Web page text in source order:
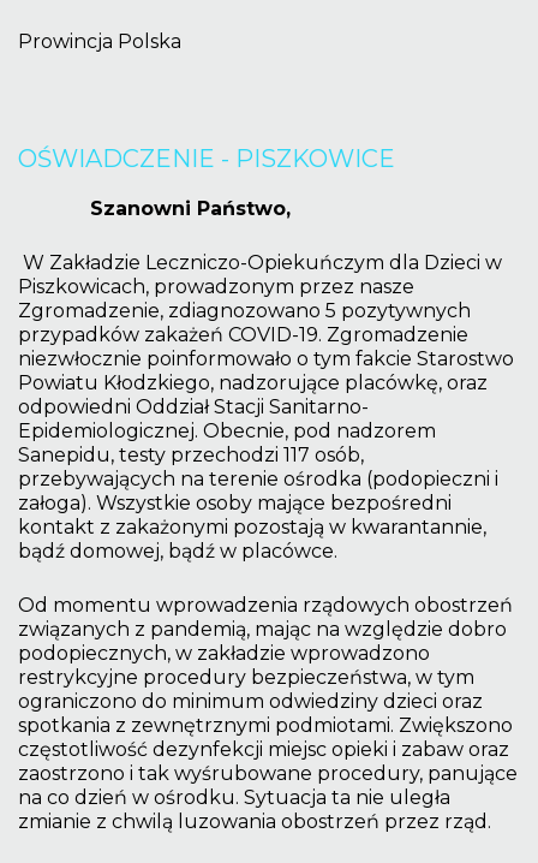
Prowincja Polska
OŚWIADCZENIE - PISZKOWICE
Szanowni Państwo,
W Zakładzie Leczniczo-Opiekuńczym dla Dzieci w
Piszkowicach, prowadzonym przez nasze
Zgromadzenie, zdiagnozowano 5 pozytywnych
przypadków zakażeń COVID-19. Zgromadzenie
niezwłocznie poinformowało o tym fakcie Starostwo
Powiatu Kłodzkiego, nadzorujące placówkę, oraz
odpowiedni Oddział Stacji Sanitarno-
Epidemiologicznej. Obecnie, pod nadzorem
Sanepidu, testy przechodzi 117 osób,
przebywających na terenie ośrodka (podopieczni i
załoga). Wszystkie osoby mające bezpośredni
kontakt z zakażonymi pozostają w kwarantannie,
bądź domowej, bądź w placówce.
Od momentu wprowadzenia rządowych obostrzeń
związanych z pandemią, mając na względzie dobro
podopiecznych, w zakładzie wprowadzono
restrykcyjne procedury bezpieczeństwa, w tym
ograniczono do minimum odwiedziny dzieci oraz
spotkania z zewnętrznymi podmiotami. Zwiększono
częstotliwość dezynfekcji miejsc opieki i zabaw oraz
zaostrzono i tak wyśrubowane procedury, panujące
na co dzień w ośrodku. Sytuacja ta nie uległa
zmianie z chwilą luzowania obostrzeń przez rząd.